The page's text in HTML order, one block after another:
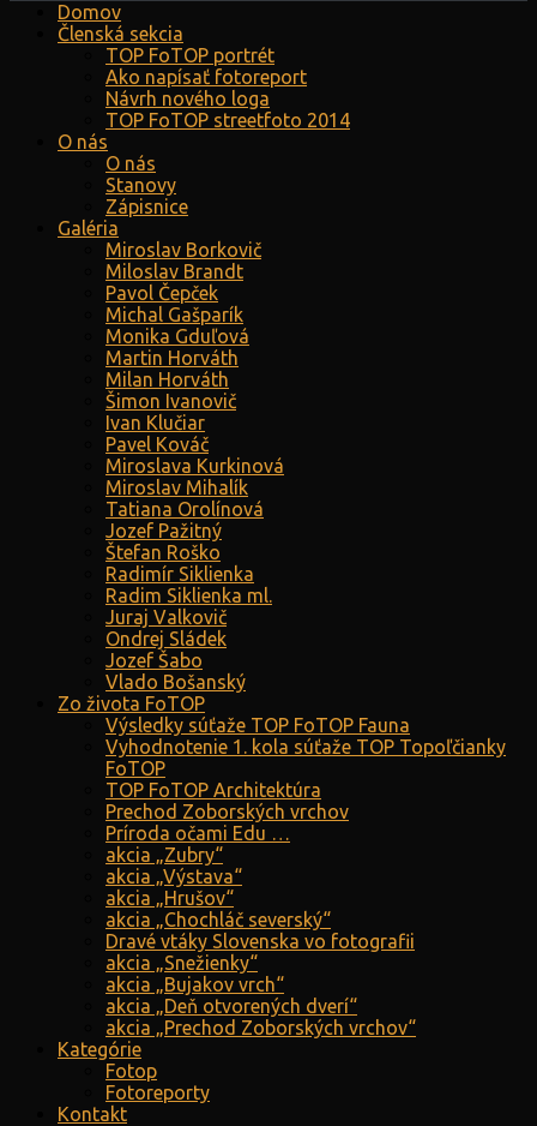
Domov
Členská sekcia
TOP FoTOP portrét
Ako napísať fotoreport
Návrh nového loga
TOP FoTOP streetfoto 2014
O nás
O nás
Stanovy
Zápisnice
Galéria
Miroslav Borkovič
Miloslav Brandt
Pavol Čepček
Michal Gašparík
Monika Gduľová
Martin Horváth
Milan Horváth
Šimon Ivanovič
Ivan Klučiar
Pavel Kováč
Miroslava Kurkinová
Miroslav Mihalík
Tatiana Orolínová
Jozef Pažitný
Štefan Roško
Radimír Siklienka
Radim Siklienka ml.
Juraj Valkovič
Ondrej Sládek
Jozef Šabo
Vlado Bošanský
Zo života FoTOP
Výsledky súťaže TOP FoTOP Fauna
Vyhodnotenie 1. kola súťaže TOP Topoľčianky
FoTOP
TOP FoTOP Architektúra
Prechod Zoborských vrchov
Príroda očami Edu …
akcia „Zubry“
akcia „Výstava“
akcia „Hrušov“
akcia „Chochláč severský“
Dravé vtáky Slovenska vo fotografii
akcia „Snežienky“
akcia „Bujakov vrch“
akcia „Deň otvorených dverí“
akcia „Prechod Zoborských vrchov“
Kategórie
Fotop
Fotoreporty
Kontakt